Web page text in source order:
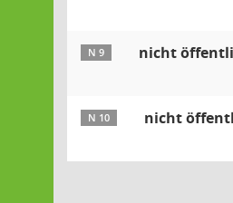
N 9 nicht
N 10 nicht